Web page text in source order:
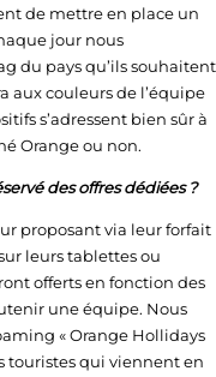
de mettre en place un
jour nous
du pays qu’ils souhaitent
aux couleurs de l’équipe
s’adressent bien sûr à
Orange ou non.
des offres dédiées ?
proposant via leur forfait
leurs tablettes ou
offerts en fonction des
une équipe. Nous
« Orange Hollidays
touristes qui viennent en